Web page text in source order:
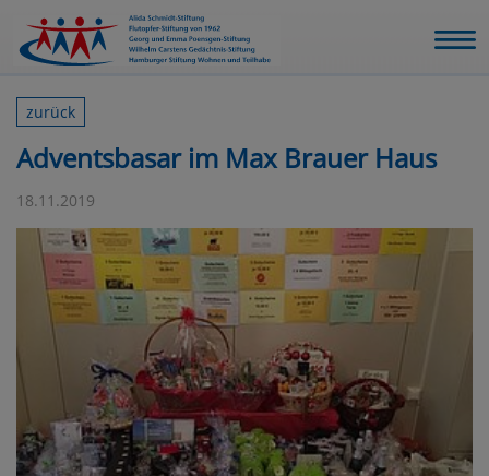
zurück
Adventsbasar im Max Brauer Haus
18.11.2019